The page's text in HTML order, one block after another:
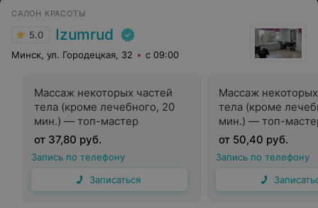
САЛОН КРАСОТЫ
5.0 Izumrud
Минск, ул. Городецкая, 32 с 09:00
Массаж некоторых частей
тела (кроме лечебного, 20
мин.) — топ-мастер
от 37,80 руб.
Запись по телефону
Записаться
Массаж
тела (кроме
мин.) — топ-
от 50,40 руб.
Запись по телефону